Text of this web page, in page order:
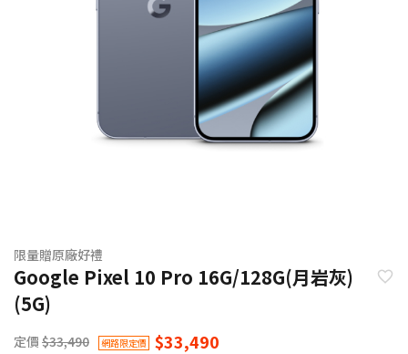
限量贈原廠好禮
Google Pixel 10 Pro 16G/128G(月岩灰)
(5G)
定價 $33,490 網路限定價 $33,490